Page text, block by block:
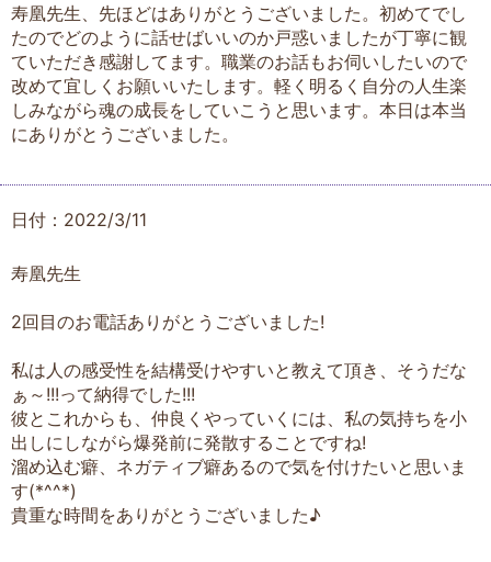
寿凰先生、先ほどはありがとうございました。初めてでし
たのでどのように話せばいいのか戸惑いましたが丁寧に観
ていただき感謝してます。職業のお話もお伺いしたいので
改めて宜しくお願いいたします。軽く明るく自分の人生楽
しみながら魂の成長をしていこうと思います。本日は本当
にありがとうございました。
日付：2022/3/11
寿凰先生
2回目のお電話ありがとうございました!
私は人の感受性を結構受けやすいと教えて頂き、そうだな
ぁ～!!!って納得でした!!!
彼とこれからも、仲良くやっていくには、私の気持ちを小
出しにしながら爆発前に発散することですね!
溜め込む癖、ネガティブ癖あるので気を付けたいと思いま
す(*^^*)
貴重な時間をありがとうございました♪